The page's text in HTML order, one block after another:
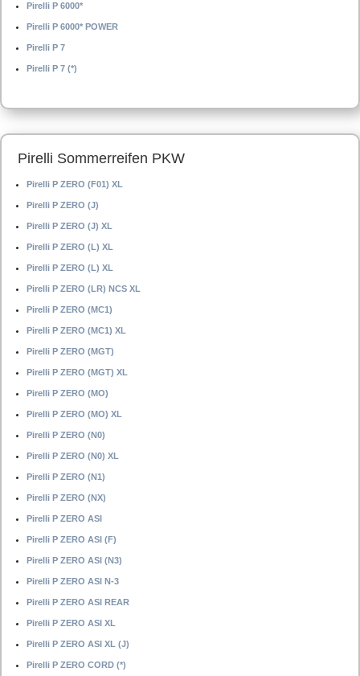
Pirelli P 6000*
Pirelli P 6000* POWER
Pirelli P 7
Pirelli P 7 (*)
Pirelli Sommerreifen PKW
Pirelli P ZERO (F01) XL
Pirelli P ZERO (J)
Pirelli P ZERO (J) XL
Pirelli P ZERO (L) XL
Pirelli P ZERO (L) XL
Pirelli P ZERO (LR) NCS XL
Pirelli P ZERO (MC1)
Pirelli P ZERO (MC1) XL
Pirelli P ZERO (MGT)
Pirelli P ZERO (MGT) XL
Pirelli P ZERO (MO)
Pirelli P ZERO (MO) XL
Pirelli P ZERO (N0)
Pirelli P ZERO (N0) XL
Pirelli P ZERO (N1)
Pirelli P ZERO (NX)
Pirelli P ZERO ASI
Pirelli P ZERO ASI (F)
Pirelli P ZERO ASI (N3)
Pirelli P ZERO ASI N-3
Pirelli P ZERO ASI REAR
Pirelli P ZERO ASI XL
Pirelli P ZERO ASI XL (J)
Pirelli P ZERO CORD (*)